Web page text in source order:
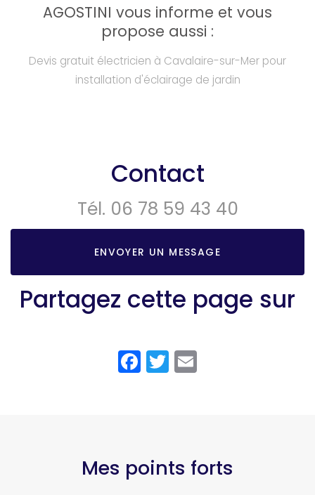
AGOSTINI vous informe et vous
propose aussi :
Devis gratuit électricien à Cavalaire-sur-Mer pour
installation d'éclairage de jardin
Contact
Tél. 06 78 59 43 40
ENVOYER UN MESSAGE
Partagez cette page sur
Facebook
Twitter
Mes points forts